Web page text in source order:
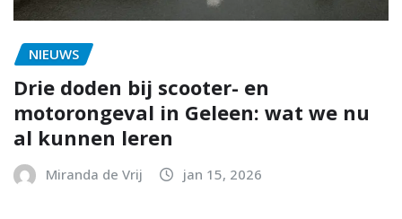
NIEUWS
Drie doden bij scooter- en
motorongeval in Geleen: wat we nu
al kunnen leren
Miranda de Vrij jan 15, 2026